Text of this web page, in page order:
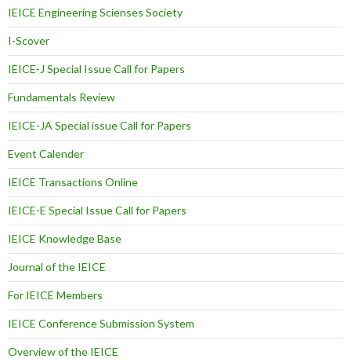
IEICE Engineering Scienses Society
I-Scover
IEICE-J Special Issue Call for Papers
Fundamentals Review
IEICE-JA Special issue Call for Papers
Event Calender
IEICE Transactions Online
IEICE-E Special Issue Call for Papers
IEICE Knowledge Base
Journal of the IEICE
For IEICE Members
IEICE Conference Submission System
Overview of the IEICE